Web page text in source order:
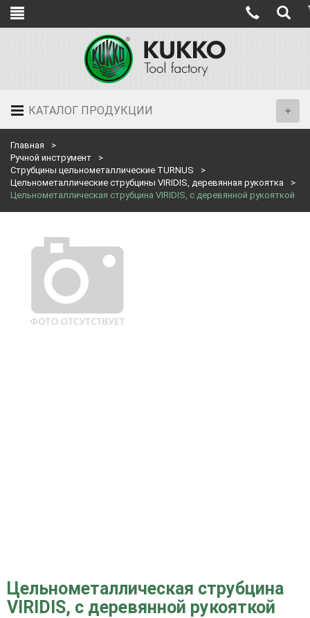
КАТАЛОГ ПРОДУКЦИИ
Главная
Ручной инструмент
Струбцины цельнометаллические TURNUS
Цельнометаллические струбцины VIRIDIS, деревянная рукоятка
Цельнометаллическая струбцина VIRIDIS, с деревянной рукояткой
Цельнометаллическая струбцина
VIRIDIS, с деревянной рукояткой